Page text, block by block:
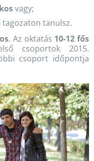
vagy;
tagozaton tanulsz.
. Az oktatás 10-12 fős
csoportok 2015.
csoport időpontja